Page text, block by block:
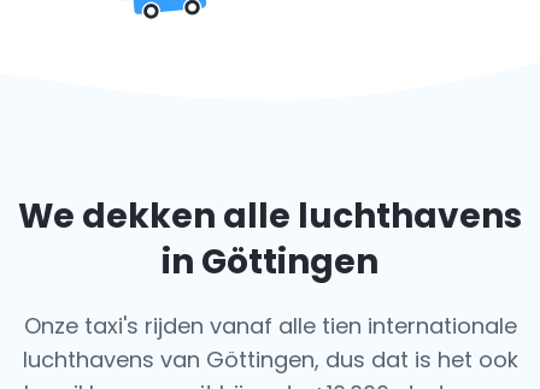
We dekken alle luchthavens
in Göttingen
Onze taxi's rijden vanaf alle tien internationale
luchthavens van Göttingen, dus dat is het ook